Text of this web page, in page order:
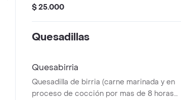
sobre tortilla de maíz con cebolla blanca y
$ 25.000
Quesadillas
Quesabirria
Quesadilla de birria (carne marinada y en
proceso de cocción por mas de 8 horas)